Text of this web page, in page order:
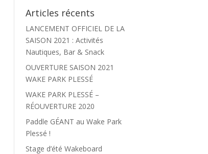
Articles récents
LANCEMENT OFFICIEL DE LA
SAISON 2021 : Activités
Nautiques, Bar & Snack
OUVERTURE SAISON 2021
WAKE PARK PLESSÉ
WAKE PARK PLESSÉ –
RÉOUVERTURE 2020
Paddle GÉANT au Wake Park
Plessé !
Stage d’été Wakeboard